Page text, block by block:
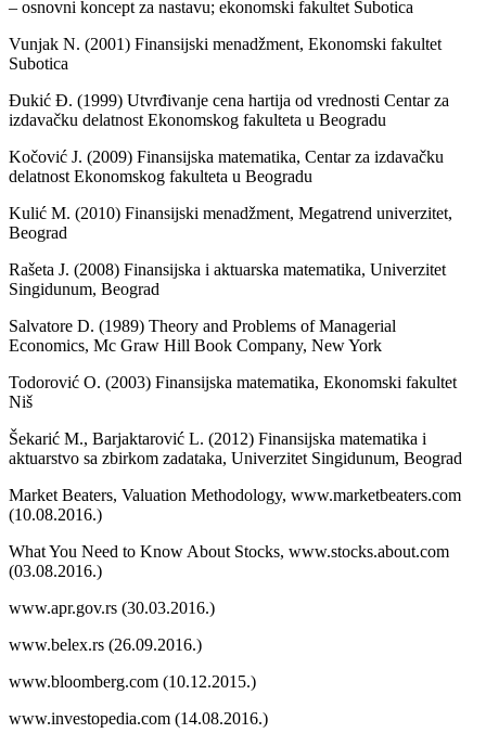
– osnovni koncept za nastavu; ekonomski fakultet Subotica
Vunjak N. (2001) Finansijski menadžment, Ekonomski fakultet
Subotica
Đukić Đ. (1999) Utvrđivanje cena hartija od vrednosti Centar za
izdavačku delatnost Ekonomskog fakulteta u Beogradu
Kočović J. (2009) Finansijska matematika, Centar za izdavačku
delatnost Ekonomskog fakulteta u Beogradu
Kulić M. (2010) Finansijski menadžment, Megatrend univerzitet,
Beograd
Rašeta J. (2008) Finansijska i aktuarska matematika, Univerzitet
Singidunum, Beograd
Salvatore D. (1989) Theory and Problems of Managerial
Economics, Mc Graw Hill Book Company, New York
Todorović O. (2003) Finansijska matematika, Ekonomski fakultet
Niš
Šekarić M., Barjaktarović L. (2012) Finansijska matematika i
aktuarstvo sa zbirkom zadataka, Univerzitet Singidunum, Beograd
Market Beaters, Valuation Methodology, www.marketbeaters.com
(10.08.2016.)
What You Need to Know About Stocks, www.stocks.about.com
(03.08.2016.)
www.apr.gov.rs (30.03.2016.)
www.belex.rs (26.09.2016.)
www.bloomberg.com (10.12.2015.)
www.investopedia.com (14.08.2016.)